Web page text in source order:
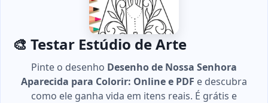
🎨 Testar Estúdio de Arte
Pinte o desenho Desenho de Nossa Senhora
Aparecida para Colorir: Online e PDF e descubra
como ele ganha vida em itens reais. É grátis e